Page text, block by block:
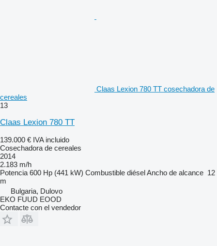
Claas Lexion 780 TT cosechadora de
cereales
13
Claas Lexion 780 TT
139.000 € IVA incluido
Cosechadora de cereales
2014
2.183 m/h
Potencia 600 Hp (441 kW) Combustible diéselAncho de alcance 12
m
Bulgaria, Dulovo
EKO FUUD EOOD
Contacte con el vendedor